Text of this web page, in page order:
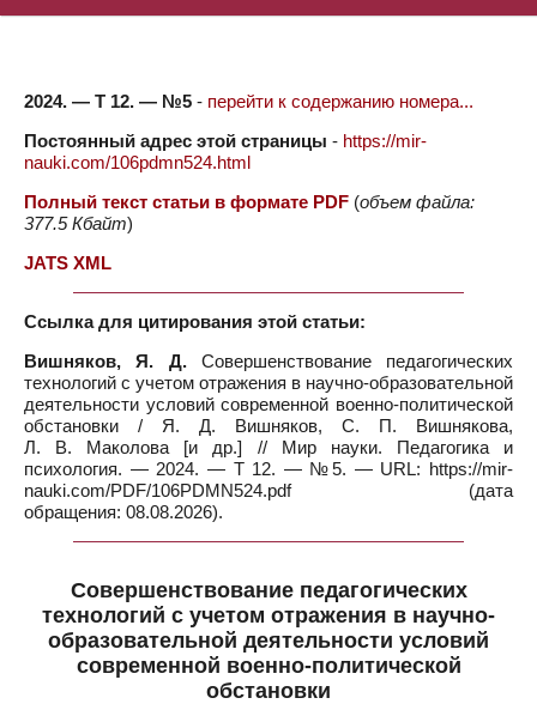
2024. — Т 12. — №5 - перейти к содержанию номера...
Постоянный адрес этой страницы - https://mir-
nauki.com/106pdmn524.html
Полный текст статьи в формате PDF (объем файла:
377.5 Кбайт)
JATS XML
Ссылка для цитирования этой статьи:
Вишняков, Я. Д.Совершенствование педагогических
технологий с учетом отражения в научно-образовательной
деятельности условий современной военно-политической
обстановки / Я. Д. Вишняков, С. П. Вишнякова,
Л. В. Маколова [и др.] // Мир науки. Педагогика и
психология. — 2024. — Т 12. — №5. — URL: https://mir-
nauki.com/PDF/106PDMN524.pdf (дата
обращения: 08.08.2026).
Совершенствование педагогических
технологий с учетом отражения в научно-
образовательной деятельности условий
современной военно-политической
обстановки